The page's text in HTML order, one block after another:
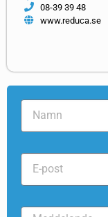
08-39 39 48
www.reduca.se